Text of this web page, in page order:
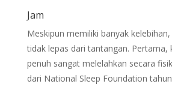
Jam
Meskipun memiliki banyak
tidak lepas dari tantangan. Pertama,
penuh sangat melelahkan secara
dari National Sleep Foundation